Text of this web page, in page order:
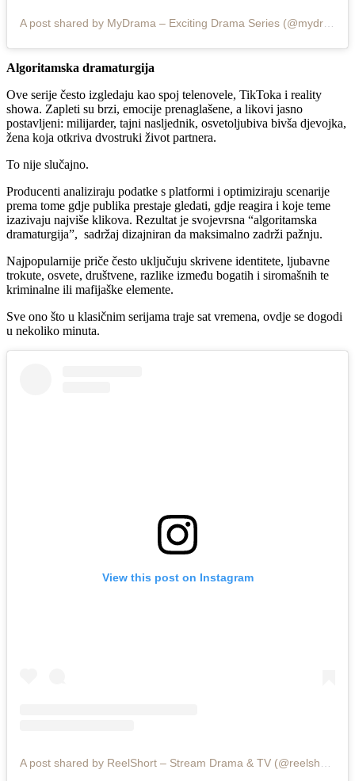
Algoritamska dramaturgija
Ove serije često izgledaju kao spoj telenovele, TikToka i reality
showa. Zapleti su brzi, emocije prenaglašene, a likovi jasno
postavljeni: milijarder, tajni nasljednik, osvetoljubiva bivša djevojka,
žena koja otkriva dvostruki život partnera.
To nije slučajno.
Producenti analiziraju podatke s platformi i optimiziraju scenarije
prema tome gdje publika prestaje gledati, gdje reagira i koje teme
izazivaju najviše klikova. Rezultat je svojevrsna “algoritamska
dramaturgija”, sadržaj dizajniran da maksimalno zadrži pažnju.
Najpopularnije priče često uključuju skrivene identitete, ljubavne
trokute, osvete, društvene, razlike između bogatih i siromašnih te
kriminalne ili mafijaške elemente.
Sve ono što u klasičnim serijama traje sat vremena, ovdje se dogodi
u nekoliko minuta.
View this post on Instagram